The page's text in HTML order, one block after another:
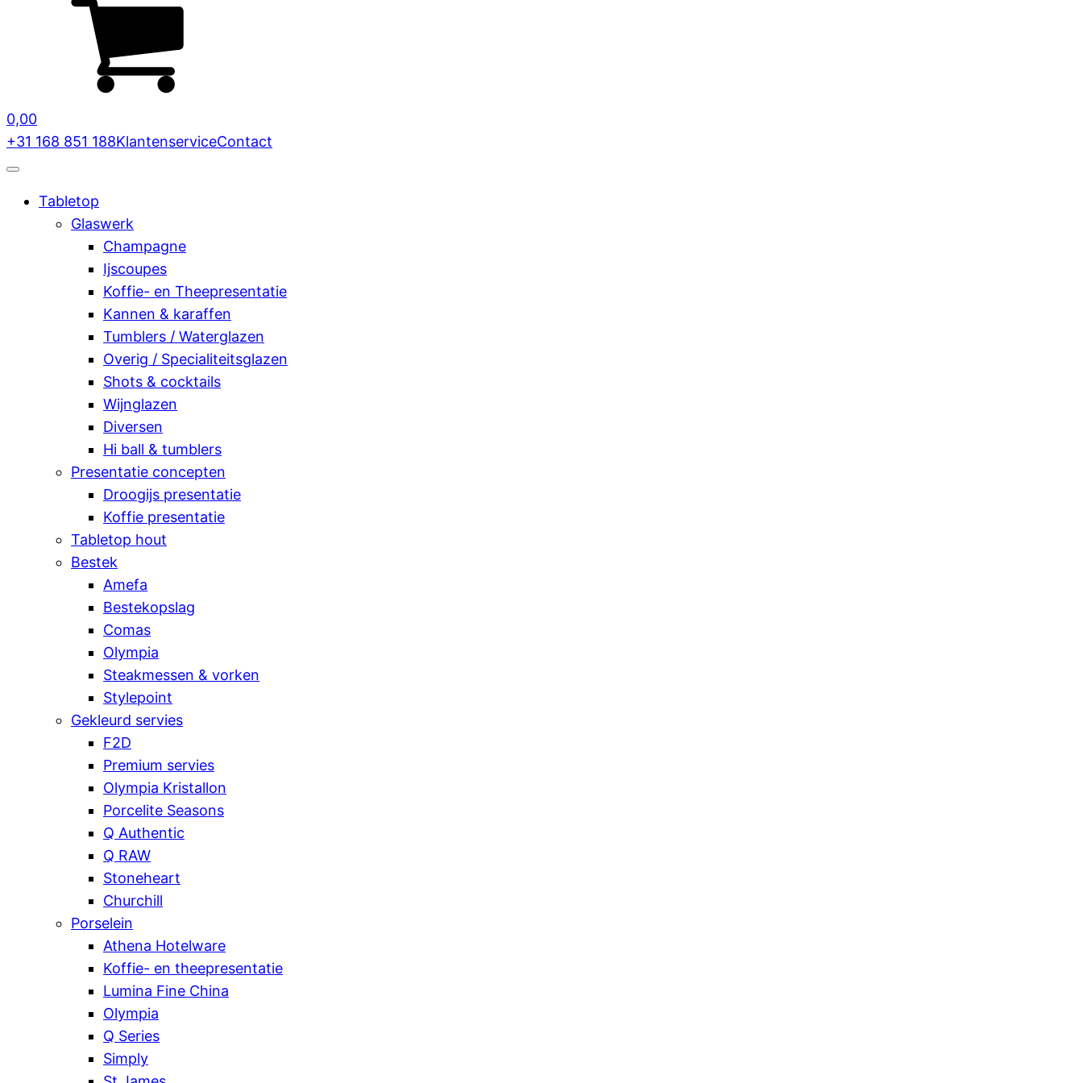
0,00
+31 168 851 188KlantenserviceContact
Tabletop
Glaswerk
Champagne
Ijscoupes
Koffie- en Theepresentatie
Kannen & karaffen
Tumblers / Waterglazen
Overig / Specialiteitsglazen
Shots & cocktails
Wijnglazen
Diversen
Hi ball & tumblers
Presentatie concepten
Droogijs presentatie
Koffie presentatie
Tabletop hout
Bestek
Amefa
Bestekopslag
Comas
Olympia
Steakmessen & vorken
Stylepoint
Gekleurd servies
F2D
Premium servies
Olympia Kristallon
Porcelite Seasons
Q Authentic
Q RAW
Stoneheart
Churchill
Porselein
Athena Hotelware
Koffie- en theepresentatie
Lumina Fine China
Olympia
Q Series
Simply